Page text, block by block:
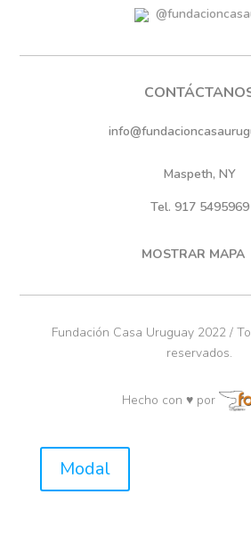
Maspeth, NY
Tel. 917 5495969
MOSTRAR MAPA
Fundación Casa Uruguay 2022 /
reservados.
Hecho con ♥ por
Modal